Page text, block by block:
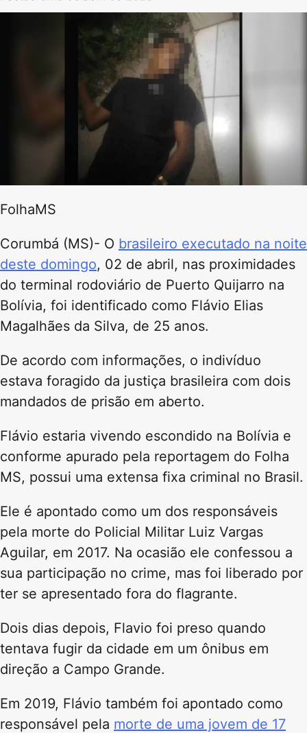
FolhaMS
Corumbá (MS)- O brasileiro executado na noite
deste domingo, 02 de abril, nas proximidades
do terminal rodoviário de Puerto Quijarro na
Bolívia, foi identificado como Flávio Elias
Magalhães da Silva, de 25 anos.
De acordo com informações, o indivíduo
estava foragido da justiça brasileira com dois
mandados de prisão em aberto.
Flávio estaria vivendo escondido na Bolívia e
conforme apurado pela reportagem do Folha
MS, possui uma extensa fixa criminal no Brasil.
Ele é apontado como um dos responsáveis
pela morte do Policial Militar Luiz Vargas
Aguilar, em 2017. Na ocasião ele confessou a
sua participação no crime, mas foi liberado por
ter se apresentado fora do flagrante.
Dois dias depois, Flavio foi preso quando
tentava fugir da cidade em um ônibus em
direção a Campo Grande.
Em 2019, Flávio também foi apontado como
responsável pela morte de uma jovem de 17